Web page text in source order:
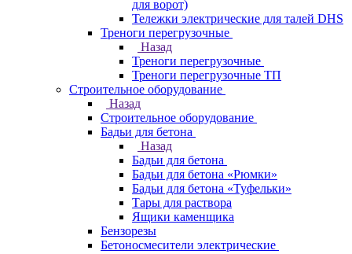
для ворот)
Тележки электрические для талей DHS
Треноги перегрузочные
Назад
Треноги перегрузочные
Треноги перегрузочные ТП
Строительное оборудование
Назад
Строительное оборудование
Бадьи для бетона
Назад
Бадьи для бетона
Бадьи для бетона «Рюмки»
Бадьи для бетона «Туфельки»
Тары для раствора
Ящики каменщика
Бензорезы
Бетоносмесители электрические